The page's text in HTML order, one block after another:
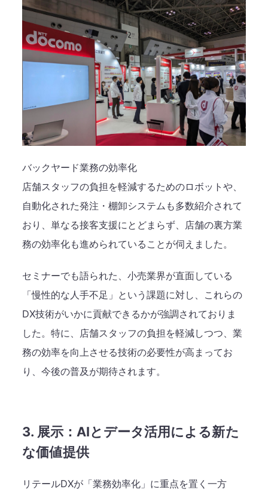
バックヤード業務の効率化
店舗スタッフの負担を軽減するためのロボットや、
自動化された発注・棚卸システムも多数紹介されて
おり、単なる接客支援にとどまらず、店舗の裏方業
務の効率化も進められていることが伺えました。
セミナーでも語られた、小売業界が直面している
「慢性的な人手不足」という課題に対し、これらの
DX技術がいかに貢献できるかが強調されておりま
した。特に、店舗スタッフの負担を軽減しつつ、業
務の効率を向上させる技術の必要性が高まってお
り、今後の普及が期待されます。
3. 展示：AIとデータ活用による新た
な価値提供
リテールDXが「業務効率化」に重点を置く一方